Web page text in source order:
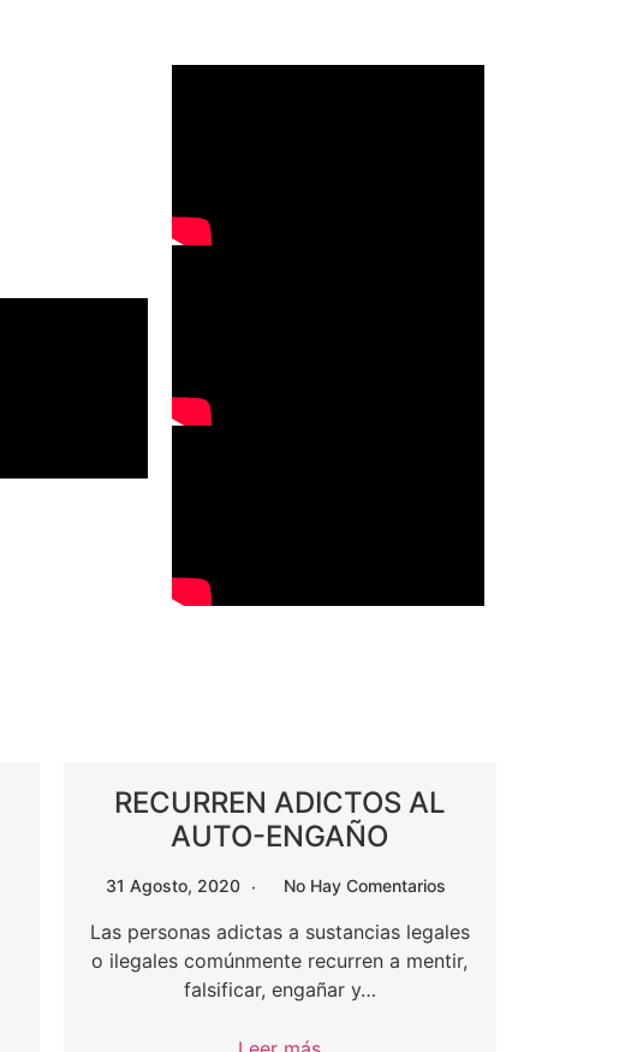
RECURREN ADICTOS AL
AUTO-ENGAÑO
31 Agosto, 2020 No Hay Comentarios
Las personas adictas a sustancias legales
o ilegales comúnmente recurren a mentir,
falsificar, engañar y…